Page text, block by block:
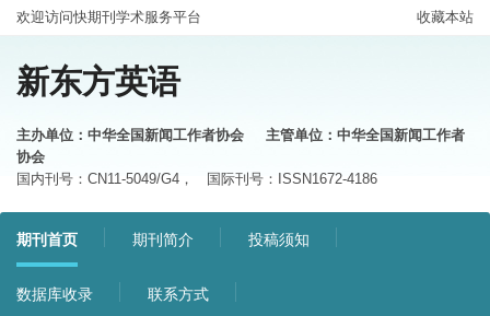
欢迎访问快期刊学术服务平台 收藏本站
新东方英语
主办单位：中华全国新闻工作者协会
主管单位：中华全国新闻工作者
协会
国内刊号：CN11-5049/G4，
国际刊号：ISSN1672-4186
期刊首页 期刊简介 投稿须知
数据库收录 联系方式